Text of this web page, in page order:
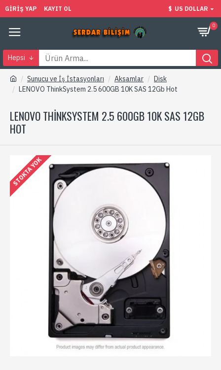
GIRIŞ YAP KAYIT OL $ US DOLLAR
0
Hepsi
Sunucu ve İş İstasyonları Aksamlar
Disk
LENOVO ThinkSystem 2.5 600GB 10K SAS 12Gb Hot
LENOVO THINKSYSTEM 2.5 600GB 10K SAS 12GB
HOT
STOKTA YOK